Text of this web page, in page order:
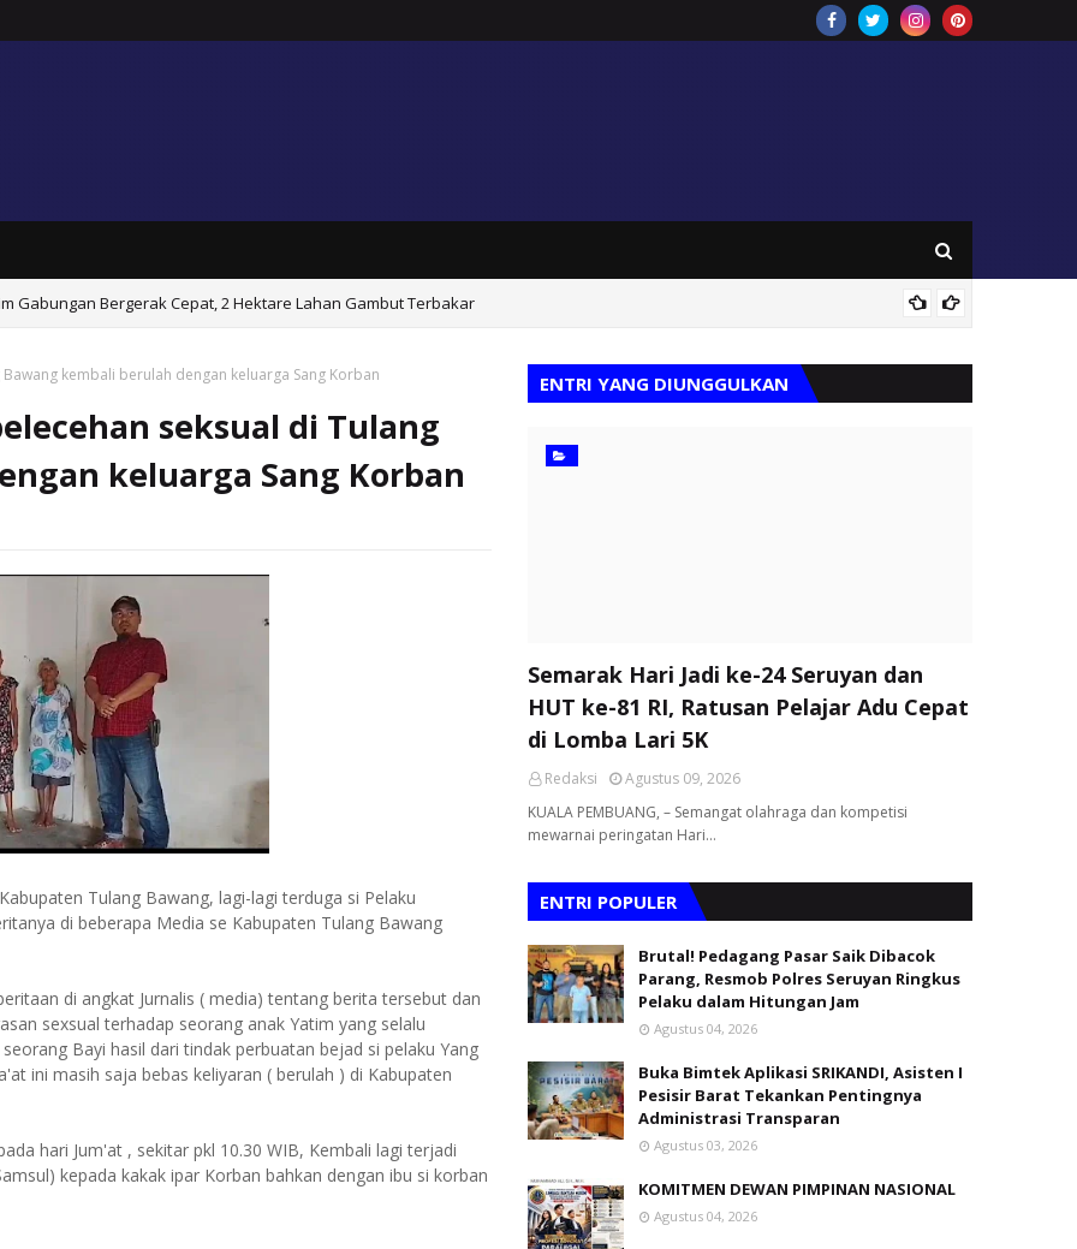
Gabungan Bergerak Cepat, 2 Hektare Lahan Gambut Terbakar
kembali berulah dengan keluarga Sang Korban
seksual di Tulang
keluarga Sang Korban
Tulang Bawang, lagi-lagi terduga si Pelaku
di beberapa Media se Kabupaten Tulang Bawang
di angkat Jurnalis ( media) tentang berita tersebut dan
sexsual terhadap seorang anak Yatim yang selalu
Bayi hasil dari tindak perbuatan bejad si pelaku Yang
ini masih saja bebas keliyaran ( berulah ) di Kabupaten
hari Jum'at , sekitar pkl 10.30 WIB, Kembali lagi terjadi
kepada kakak ipar Korban bahkan dengan ibu si korban
ENTRI YANG DIUNGGULKAN
Semarak Hari Jadi ke-24 Seruyan dan
HUT ke-81 RI, Ratusan Pelajar Adu Cepat
di Lomba Lari 5K
Redaksi
Agustus 09, 2026
KUALA PEMBUANG, – Semangat olahraga dan kompetisi
mewarnai peringatan Hari…
ENTRI POPULER
Brutal! Pedagang Pasar Saik Dibacok
Parang, Resmob Polres Seruyan Ringkus
Pelaku dalam Hitungan Jam
Agustus 04, 2026
Buka Bimtek Aplikasi SRIKANDI, Asisten I
Pesisir Barat Tekankan Pentingnya
Administrasi Transparan
Agustus 03, 2026
KOMITMEN DEWAN PIMPINAN NASIONAL
Agustus 04, 2026